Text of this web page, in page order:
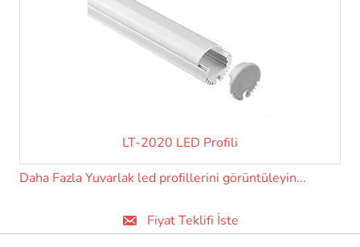
LT-2020 LED Profili
Daha Fazla Yuvarlak led profillerini görüntüleyin...
Fiyat Teklifi İste